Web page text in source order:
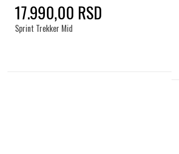
17.990,00 RSD
Sprint Trekker Mid